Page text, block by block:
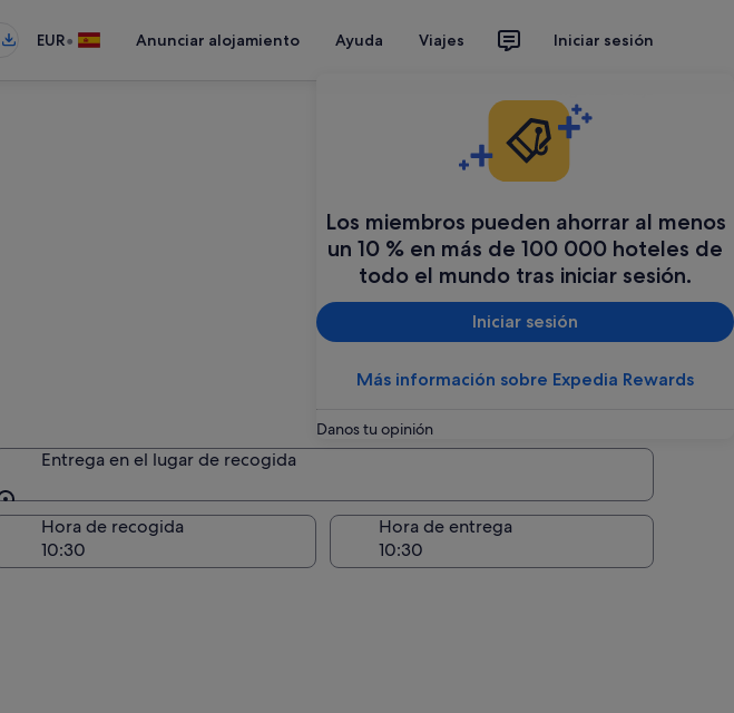
EUR• Anunciar alojamiento Ayuda Viajes Iniciar sesión
Los miembros pueden ahorrar al menos
un 10 % en más de 100 000 hoteles de
todo el mundo tras iniciar sesión.
Iniciar sesión
Más información sobre Expedia Rewards
Danos tu opinión
Entrega en el lugar de recogida
Entrega en el lugar de recogida
Hora de recogida Hora de entrega